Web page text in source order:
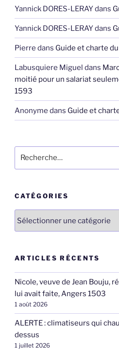
Yannick DORES-LERAYdans
Yannick DORES-LERAYdans
Pierre dans Guide et charte
Labusquiere Miguel dans
moitié pour un salariat
1593
Anonyme dans Guide et
pour
CATÉGORIES
ARTICLES RÉCENTS
Nicole, veuve de Jean Bouju,
lui avait faite, Angers 1503
1 août 2026
ALERTE : climatiseurs qui
dessus
1 juillet 2026